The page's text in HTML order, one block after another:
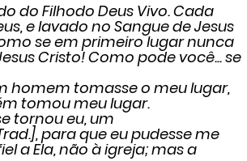
do Filhodo Deus Vivo. Cada
e lavado no Sangue de Jesus
se em primeiro lugar nunca
Cristo! Como pode você... se
homem tomasse o meu lugar,
tomou meu lugar.
tornou eu, um
para que eu pudesse me
a Ela, não à igreja; mas a